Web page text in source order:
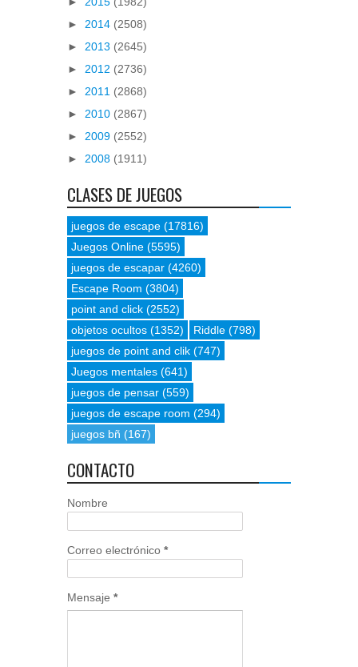
► 2014 (2508)
► 2013 (2645)
► 2012 (2736)
► 2011 (2868)
► 2010 (2867)
► 2009 (2552)
► 2008 (1911)
CLASES DE JUEGOS
juegos de escape (17816)
Juegos Online (5595)
juegos de escapar (4260)
Escape Room (3804)
point and click (2552)
objetos ocultos (1352) Riddle (798)
juegos de point and clik (747)
Juegos mentales (641)
juegos de pensar (559)
juegos de escape room (294)
juegos bñ (167)
CONTACTO
Nombre
Correo electrónico *
Mensaje *